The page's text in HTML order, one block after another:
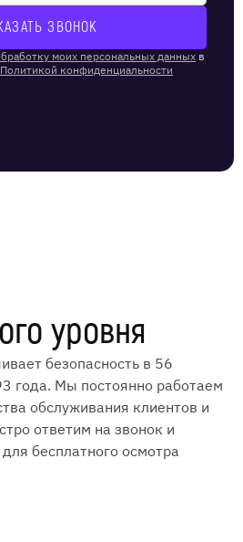
моих персональных данных в
Политикой конфиденциальности
уровня
безопасность в 56
года. Мы постоянно работаем
обслуживания клиентов и
ответим на звонок и
бесплатного осмотра